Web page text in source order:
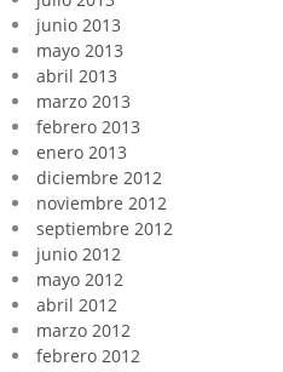
junio 2013
mayo 2013
abril 2013
marzo 2013
febrero 2013
enero 2013
diciembre 2012
noviembre 2012
septiembre 2012
junio 2012
mayo 2012
abril 2012
marzo 2012
febrero 2012